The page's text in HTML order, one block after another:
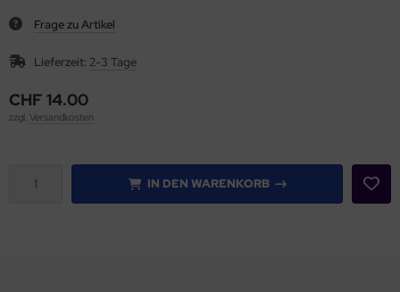
Frage zu Artikel
Lieferzeit: 2-3 Tage
CHF 14.00
zzgl. Versandkosten
IN DEN WARENKORB